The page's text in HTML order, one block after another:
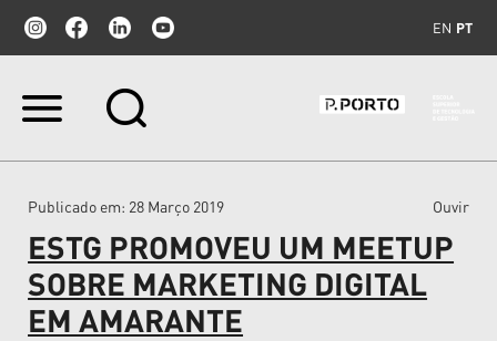
EN PT
Ir
Ir
navegação
Publicado em: 28 Março 2019 Ouvir
ESTG PROMOVEU UM MEETUP
SOBRE MARKETING DIGITAL
EM AMARANTE